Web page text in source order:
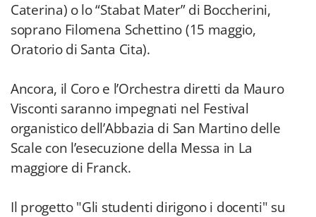
Caterina) o lo “Stabat Mater” di Boccherini,
soprano Filomena Schettino (15 maggio,
Oratorio di Santa Cita).
Ancora, il Coro e l’Orchestra diretti da Mauro
Visconti saranno impegnati nel Festival
organistico dell’Abbazia di San Martino delle
Scale con l’esecuzione della Messa in La
maggiore di Franck.
Il progetto "Gli studenti dirigono i docenti" su